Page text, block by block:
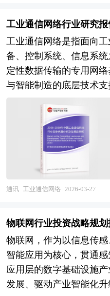
为提高区域竞争力的重要
各地的进程中，都把培
推进的一项非常重要的
形成普遍的认识，认为
主要载体。产业集群在
业和支撑机构在地理上
成和产业集群效应得到
理上的聚集性。产业园
过优化经济发展的软环
惠政策，吸引和鼓励大
成产业集群和发挥产业
使包括成本优势、市场优
了企业在地理上的集中外
例如，形成产业配套，
技术联系；企业间信息
途径众多，企业间形成
成有利于技术创新和制度
面，西门子、罗克韦尔、
对主导地位，国产替代
操作系统行业将在"制造
主可控"的双重驱动下，
的关键阶段。从市场前
网平台规模化建设带动
业自主可控替代创造刚
持高速增长，从早期导
业格局层面，具备内核
配经验、开源社区运营
企业将确立主导地位，行
软件、自动化、云计算）
务商，而技术路线封闭
品将面临淘汰。 本研究
公司领衔撰写，在大量
要依据了国家统计局、
态性、开放性、相对性和
领域紧密关联；威胁来
应机制；必须在开放环
护能力；不存在绝对安
障；最终需政府、企业
参与，构筑全民防线 。
5G技术的普及，网络边
扩大，网络安全已从传
设备、工业控制系统、
系统安全、网络信息安
容安全四大维度 。其中
处理与传输系统的正常运
旨在遏制非法有害信息的
调信息的真实性、保密
充与诈骗等行为 。 本研
询公司领衔撰写，在大
主要依据了国家统计局、
工业通信网络行业研究报
工业通信网络是指面向
备、控制系统、信息系
定性数据传输的专用网
与智能制造的底层技术
网（PROFINET、
业无线（Wi-Fi 6、5G专
及TSN（时间敏感网络
术，涉及工业交换机、
业无线接入点、协议转
管理系统、安全防护体系
的关键纽带，工业通信
微秒级同步精度、毫秒
性的确定性传输要求，
向互联、从刚性走向柔
国工业通信网络行业正
通讯 工业通信网络 2026-03-27
物联网行业投资战略规
物联网，作为以信息传
智能应用为核心，贯通
应用层的数字基础设施
发展、驱动产业智能化